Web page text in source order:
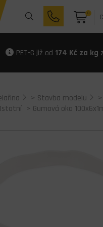
0
PET-G již od 174 Kč za kg
> Stavba modelu >
> Gumová oka